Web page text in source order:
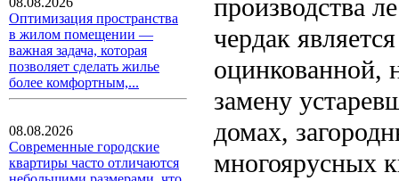
Оптимизация пространства
в жилом помещении —
важная задача, которая
позволяет сделать жилье
более комфортным,...
08.08.2026
Современные городские
квартиры часто отличаются
производства
чердак
оцинкованной,
замену
домах,
многоярусных